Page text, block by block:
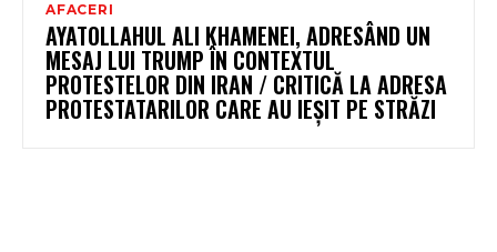
AFACERI
AYATOLLAHUL ALI KHAMENEI, ADRESÂND UN
MESAJ LUI TRUMP ÎN CONTEXTUL
PROTESTELOR DIN IRAN / CRITICĂ LA ADRESA
PROTESTATARILOR CARE AU IEȘIT PE STRĂZI